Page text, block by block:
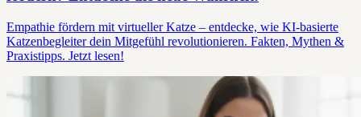
Empathie fördern mit virtueller Katze – entdecke, wie KI-basierte
Katzenbegleiter dein Mitgefühl revolutionieren. Fakten, Mythen &
Praxistipps. Jetzt lesen!